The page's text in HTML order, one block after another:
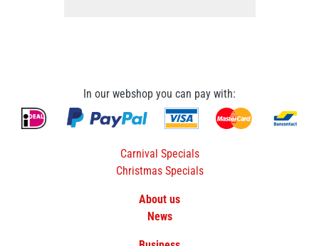
In our webshop you can pay with:
Carnival Specials
Christmas Specials
About us
News